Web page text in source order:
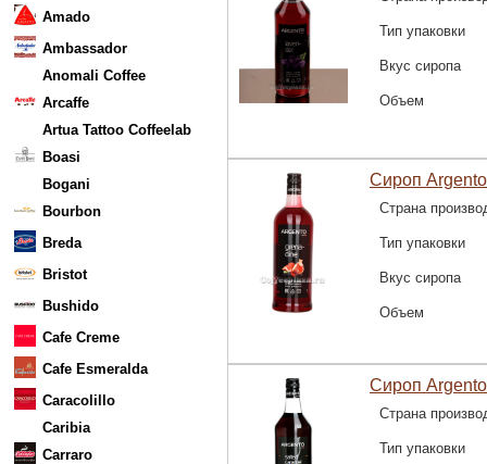
Amado
Ambassador
Anomali Coffee
Arcaffe
Artua Tattoo Coffeelab
Boasi
Bogani
Bourbon
Breda
Bristot
Bushido
Cafe Creme
Cafe Esmeralda
Caracolillo
Caribia
Carraro
Тип упаковки
Вкус сиропа
Объем
Сироп
Страна
Тип упаковки
Вкус сиропа
Объем
Сироп
Страна
Тип упаковки